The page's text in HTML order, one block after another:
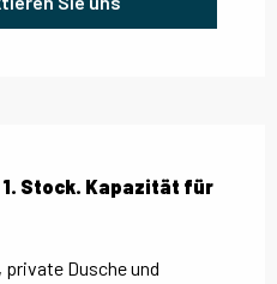
1. Stock. Kapazität für
private Dusche und